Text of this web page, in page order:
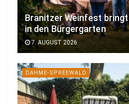
Branitzer Weinfest
in den Bürgergarten
7. AUGUST 2026
DAHME-SPREEWALD